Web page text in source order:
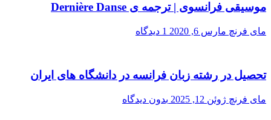
موسیقی فرانسوی | ترجمه ی Dernière Danse
مای فرنچ مارس 6, 2020 1 دیدگاه
تحصیل در رشته زبان فرانسه در دانشگاه های ایران
مای فرنچ ژوئن 12, 2025 بدون دیدگاه